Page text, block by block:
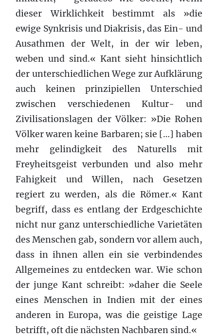
dieser Wirklichkeit bestimmt als »die
ewige Synkrisis und Diakrisis, das Ein- und
Ausathmen der Welt, in der wir leben,
weben und sind.« Kant sieht hinsichtlich
der unterschiedlichen Wege zur Aufklärung
auch keinen prinzipiellen Unterschied
zwischen verschiedenen Kultur- und
Zivilisationslagen der Völker: »Die Rohen
Völker waren keine Barbaren; sie […] haben
mehr gelindigkeit des Naturells mit
Freyheitsgeist verbunden und also mehr
Fahigkeit und Willen, nach Gesetzen
regiert zu werden, als die Römer.« Kant
begriff, dass es entlang der Erdgeschichte
nicht nur ganz unterschiedliche Varietäten
des Menschen gab, sondern vor allem auch,
dass in ihnen allen ein sie verbindendes
Allgemeines zu entdecken war. Wie schon
der junge Kant schreibt: »daher die Seele
eines Menschen in Indien mit der eines
anderen in Europa, was die geistige Lage
betrifft, oft die nächsten Nachbaren sind.«